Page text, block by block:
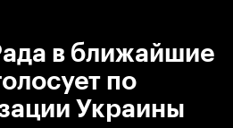
в ближайшие
по
Украины